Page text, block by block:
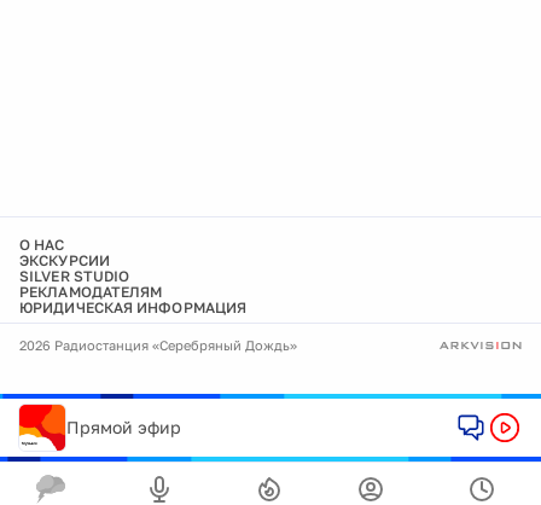
О НАС
ЭКСКУРСИИ
SILVER STUDIO
РЕКЛАМОДАТЕЛЯМ
ЮРИДИЧЕСКАЯ ИНФОРМАЦИЯ
2026 Радиостанция «Серебряный Дождь»
Прямой эфир